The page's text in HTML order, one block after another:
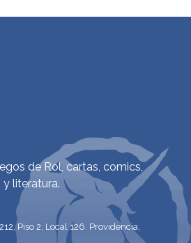
de Rol, cartas, comics,
y literatura.
Piso 2, Local 126. Providencia,